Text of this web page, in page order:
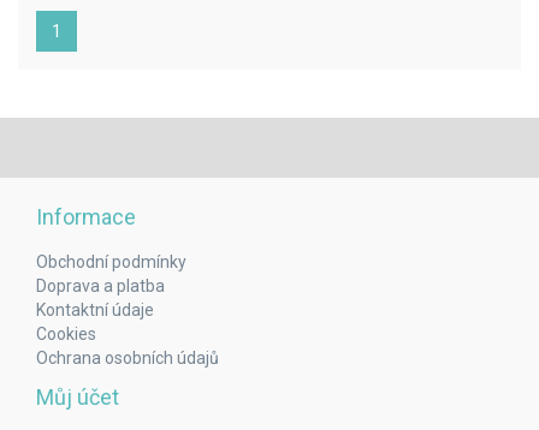
1
Informace
Obchodní podmínky
Doprava a platba
Kontaktní údaje
Cookies
Ochrana osobních údajů
Můj účet